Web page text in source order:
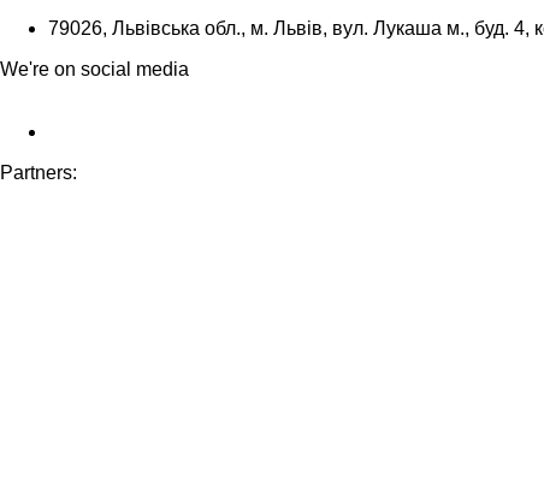
79026, Львівська обл., м. Львів, вул. Лукаша м., буд. 4,
We're on social media
Partners: